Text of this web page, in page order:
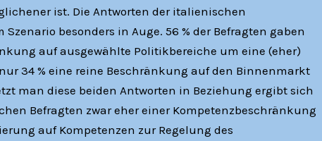
ist. Die Antworten der italienischen
besonders in Auge. 56 % der Befragten gaben
auf ausgewählte Politikbereiche um eine (eher)
34 % eine reine Beschränkung auf den Binnenmarkt
man diese beiden Antworten in Beziehung ergibt sich
Befragten zwar eher einer Kompetenzbeschränkung
auf Kompetenzen zur Regelung des